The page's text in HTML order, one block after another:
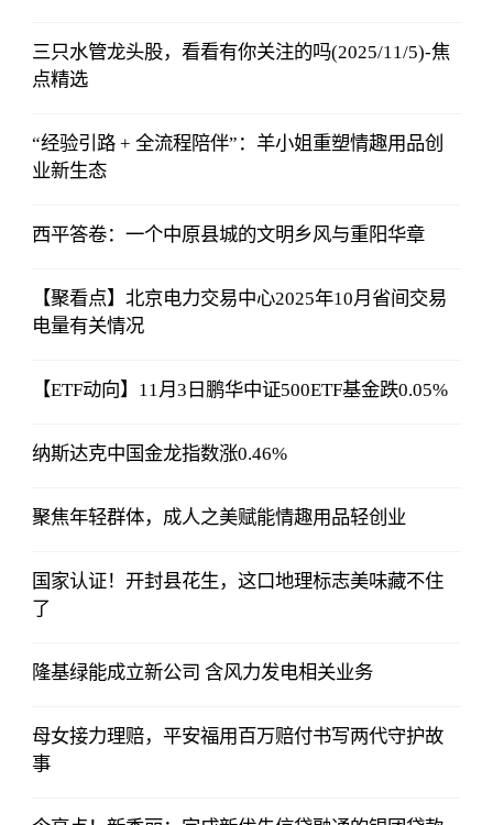
三只水管龙头股，看看有你关注的吗(2025/11/5)-焦
点精选
“经验引路 + 全流程陪伴”：羊小姐重塑情趣用品创
业新生态
西平答卷：一个中原县城的文明乡风与重阳华章
【聚看点】北京电力交易中心2025年10月省间交易
电量有关情况
【ETF动向】11月3日鹏华中证500ETF基金跌0.05%
纳斯达克中国金龙指数涨0.46%
聚焦年轻群体，成人之美赋能情趣用品轻创业
国家认证！开封县花生，这口地理标志美味藏不住
了
隆基绿能成立新公司 含风力发电相关业务
母女接力理赔，平安福用百万赔付书写两代守护故
事